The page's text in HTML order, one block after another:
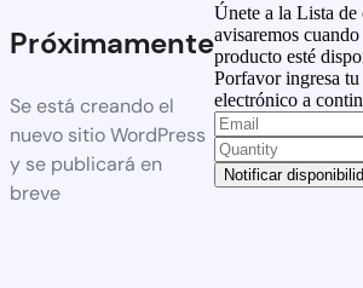
Próximamente
Se está creando el
nuevo sitio WordPress
y se publicará en
breve
Únete a la Lista de
avisaremos cuando
producto esté
Porfavor ingresa
electrónico a
Notificar